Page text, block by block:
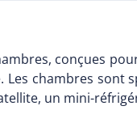
conçues
chambres
un mini-